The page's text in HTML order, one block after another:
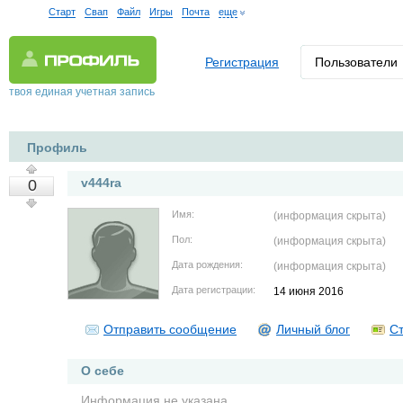
Старт Свап Файл Игры Почта еще
твоя единая учетная запись
Регистрация Пользователи
Профиль
0 v444ra
Имя: (информация скрыта)
Пол: (информация скрыта)
Дата рождения: (информация скрыта)
Дата регистрации: 14 июня 2016
Отправить сообщение Личный блог
О себе